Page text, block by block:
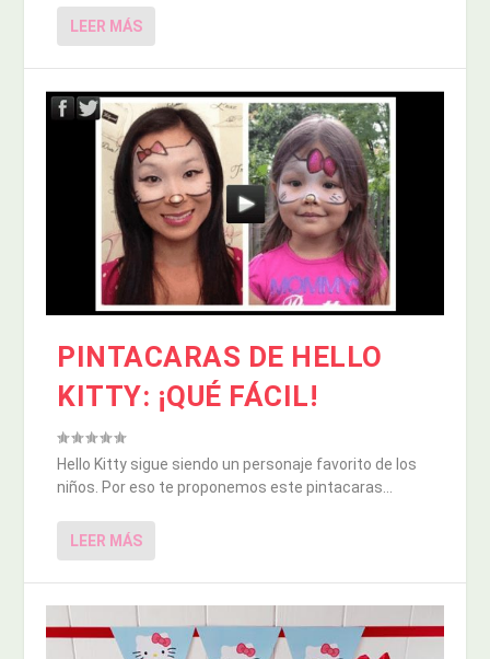
LEER MÁS
PINTACARAS DE HELLO
KITTY: ¡QUÉ FÁCIL!
Hello Kitty sigue siendo un personaje favorito de los
niños. Por eso te proponemos este pintacaras...
LEER MÁS